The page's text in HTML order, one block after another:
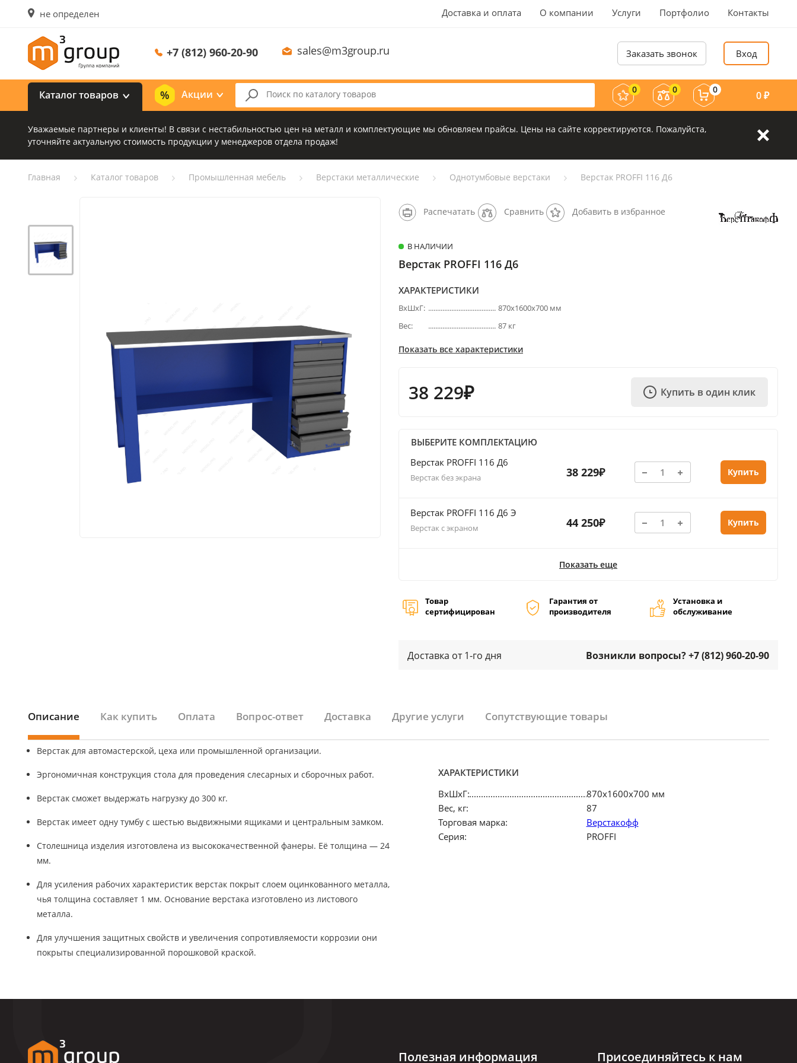
не определен Доставка и оплата О компании Услуги Портфолио Контакты
+7 (812) 960-20-90 sales@m3group.ru Заказать звонок Вход
Каталог товаров Акции 0 0 0 0₽
Уважаемые партнеры и клиенты! В связи с нестабильностью цен на металл и комплектующие мы обновляем прайсы. Цены на сайте корректируются. Пожалуйста,
уточняйте актуальную стоимость продукции у менеджеров отдела продаж!
Главная Каталог товаров Промышленная мебель Верстаки металлические Однотумбовые верстаки Верстак PROFFI 116 Д6
Распечатать Сравнить Добавить в избранное
В НАЛИЧИИ
Верстак PROFFI 116 Д6
ХАРАКТЕРИСТИКИ
ВхШхГ:
870х1600х700 мм
Вес:
87 кг
Показать все характеристики
38 229₽ Купить в один клик
ВЫБЕРИТЕ КОМПЛЕКТАЦИЮ
Верстак PROFFI 116 Д6
Верстак без экрана 38 229₽ Купить
Верстак PROFFI 116 Д6 Э
Верстак с экраном 44 250₽ Купить
Показать еще
Товар
сертифицирован
Гарантия от
производителя
Установка и
обслуживание
Доставка от 1-го дня Возникли вопросы? +7 (812) 960-20-90
Описание Как купить Оплата Вопрос-ответ Доставка Другие услуги Сопутствующие товары
Верстак для автомастерской, цеха или промышленной организации.
Эргономичная конструкция стола для проведения слесарных и сборочных работ.
Верстак сможет выдержать нагрузку до 300 кг.
Верстак имеет одну тумбу с шестью выдвижными ящиками и центральным замком.
Столешница изделия изготовлена из высококачественной фанеры. Её толщина — 24
мм.
Для усиления рабочих характеристик верстак покрыт слоем оцинкованного металла,
чья толщина составляет 1 мм. Основание верстака изготовлено из листового
металла.
Для улучшения защитных свойств и увеличения сопротивляемости коррозии они
покрыты специализированной порошковой краской.
ХАРАКТЕРИСТИКИ
ВхШхГ:
870х1600х700 мм
Вес, кг:
87
Торговая марка:
Верстакофф
Серия:
PROFFI
Полезная информация Присоединяйтесь к нам